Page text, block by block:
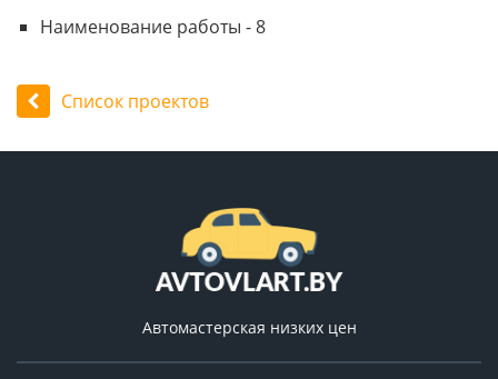
Наименование работы - 8
Список проектов
Автомастерская низких цен